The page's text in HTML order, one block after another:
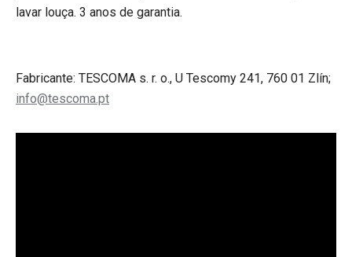
lavar louça. 3 anos de garantia.
Fabricante: TESCOMA s. r. o., U Tescomy 241, 760 01 Zlín;
info@tescoma.pt